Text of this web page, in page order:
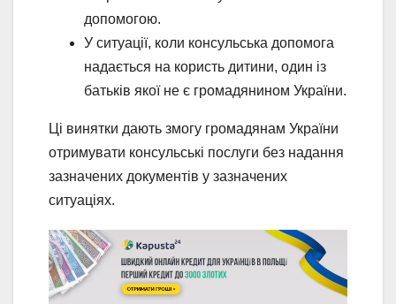
допомогою.
У ситуації, коли консульська допомога
надається на користь дитини, один із
батьків якої не є громадянином України.
Ці винятки дають змогу громадянам України
отримувати консульські послуги без надання
зазначених документів у зазначених
ситуаціях.